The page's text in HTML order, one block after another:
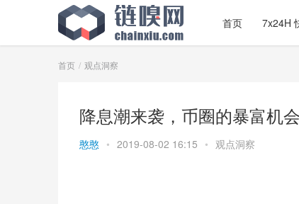
首页 7x24H
首页 观点洞察
降息潮来袭，币圈的暴富机
憨憨 • 2019-08-02 16:15 • 观点洞察